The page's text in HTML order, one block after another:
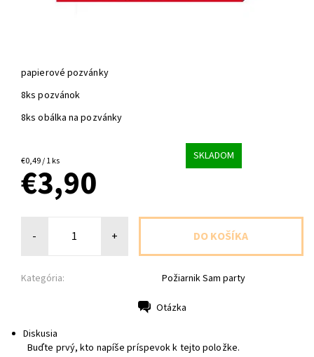
papierové pozvánky
8ks pozvánok
8ks obálka na pozvánky
€0,49 / 1 ks SKLADOM
€3,90
- +
Kategória: Požiarnik Sam party
Otázka
Diskusia
Buďte prvý, kto napíše príspevok k tejto položke.